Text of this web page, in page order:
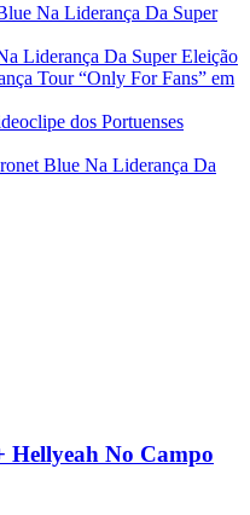
Na Liderança Da Super
Liderança Da Super Eleição
Tour “Only For Fans” em
dos Portuenses
Blue Na Liderança Da
No Campo